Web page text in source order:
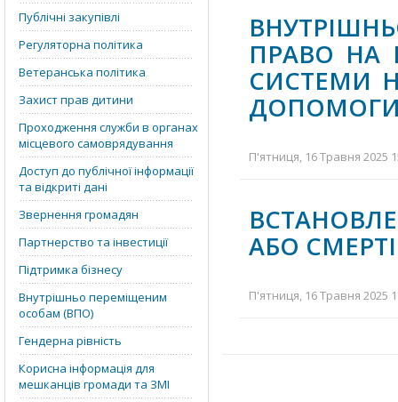
Публічні закупівлі
Регуляторна політика
Ветеранська політика
Захист прав дитини
Проходження служби в органах
місцевого самоврядування
Доступ до публічної інформації
та відкриті дані
Звернення громадян
Партнерство та інвестиції
Підтримка бізнесу
Внутрішньо переміщеним
особам (ВПО)
Гендерна рівність
Корисна інформація для
мешканців громади та ЗМІ
ПРАВО НА
СИСТЕМИ
П'ятниця, 16 Травня 2025
АБО
П'ятниця, 16 Травня 2025